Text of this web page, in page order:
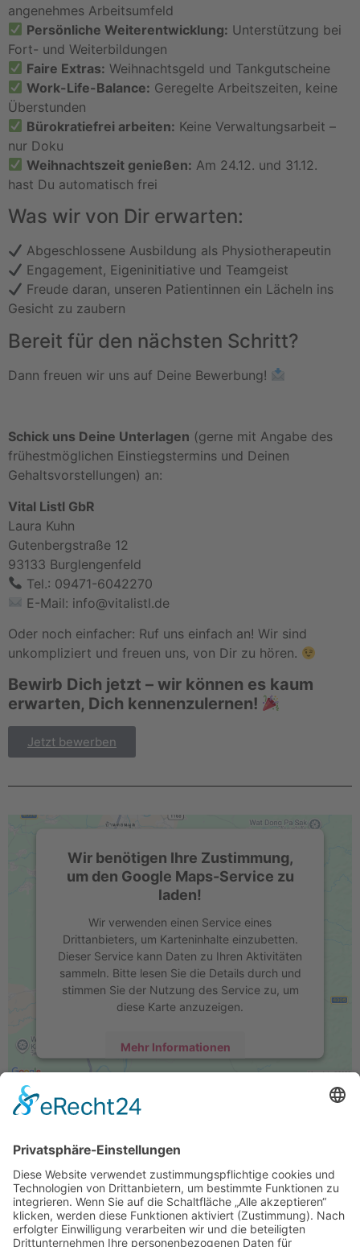
angenehmes Arbeitsumfeld
Persönliche Weiterentwicklung: Unterstützung bei
Fort- und Weiterbildungen
Faire Extras: Weihnachtsgeld und Tankgutscheine
Work-Life-Balance: Geregelte Arbeitszeiten, keine
Überstunden
Bürokratiefrei arbeiten: Keine Verwaltungsarbeit –
nur Doku
Weihnachtszeit genießen: Am 24.12. und 31.12.
hast Du automatisch frei
Was wir von Dir erwarten:
Abgeschlossene Ausbildung als Physiotherapeutin
Engagement, Eigeninitiative und Teamgeist
Freude daran, unseren Patientinnen ein Lächeln ins
Gesicht zu zaubern
Bereit für den nächsten Schritt?
Dann freuen wir uns auf Deine Bewerbung!
Schick uns Deine Unterlagen (gerne mit Angabe des
frühestmöglichen Einstiegstermins und Deinen
Gehaltsvorstellungen) an:
Vital Listl GbR
Laura Kuhn
Gutenbergstraße 12
93133 Burglengenfeld
Tel.: 09471-6042270
E-Mail: info@vitalistl.de
Oder noch einfacher: Ruf uns einfach an! Wir sind
unkompliziert und freuen uns, von Dir zu hören.
Bewirb Dich jetzt – wir können es kaum
erwarten, Dich kennenzulernen!
Jetzt bewerben
Wir benötigen Ihre Zustimmung,
um den Google Maps-Service zu
laden!
Wir verwenden einen Service eines
Drittanbieters, um Karteninhalte einzubetten.
Dieser Service kann Daten zu Ihren Aktivitäten
sammeln. Bitte lesen Sie die Details durch und
stimmen Sie der Nutzung des Service zu, um
diese Karte anzuzeigen.
Mehr Informationen
powered by
Vital Listl GbR
Inhaber: Rudolf Listl & Laura Kuhn